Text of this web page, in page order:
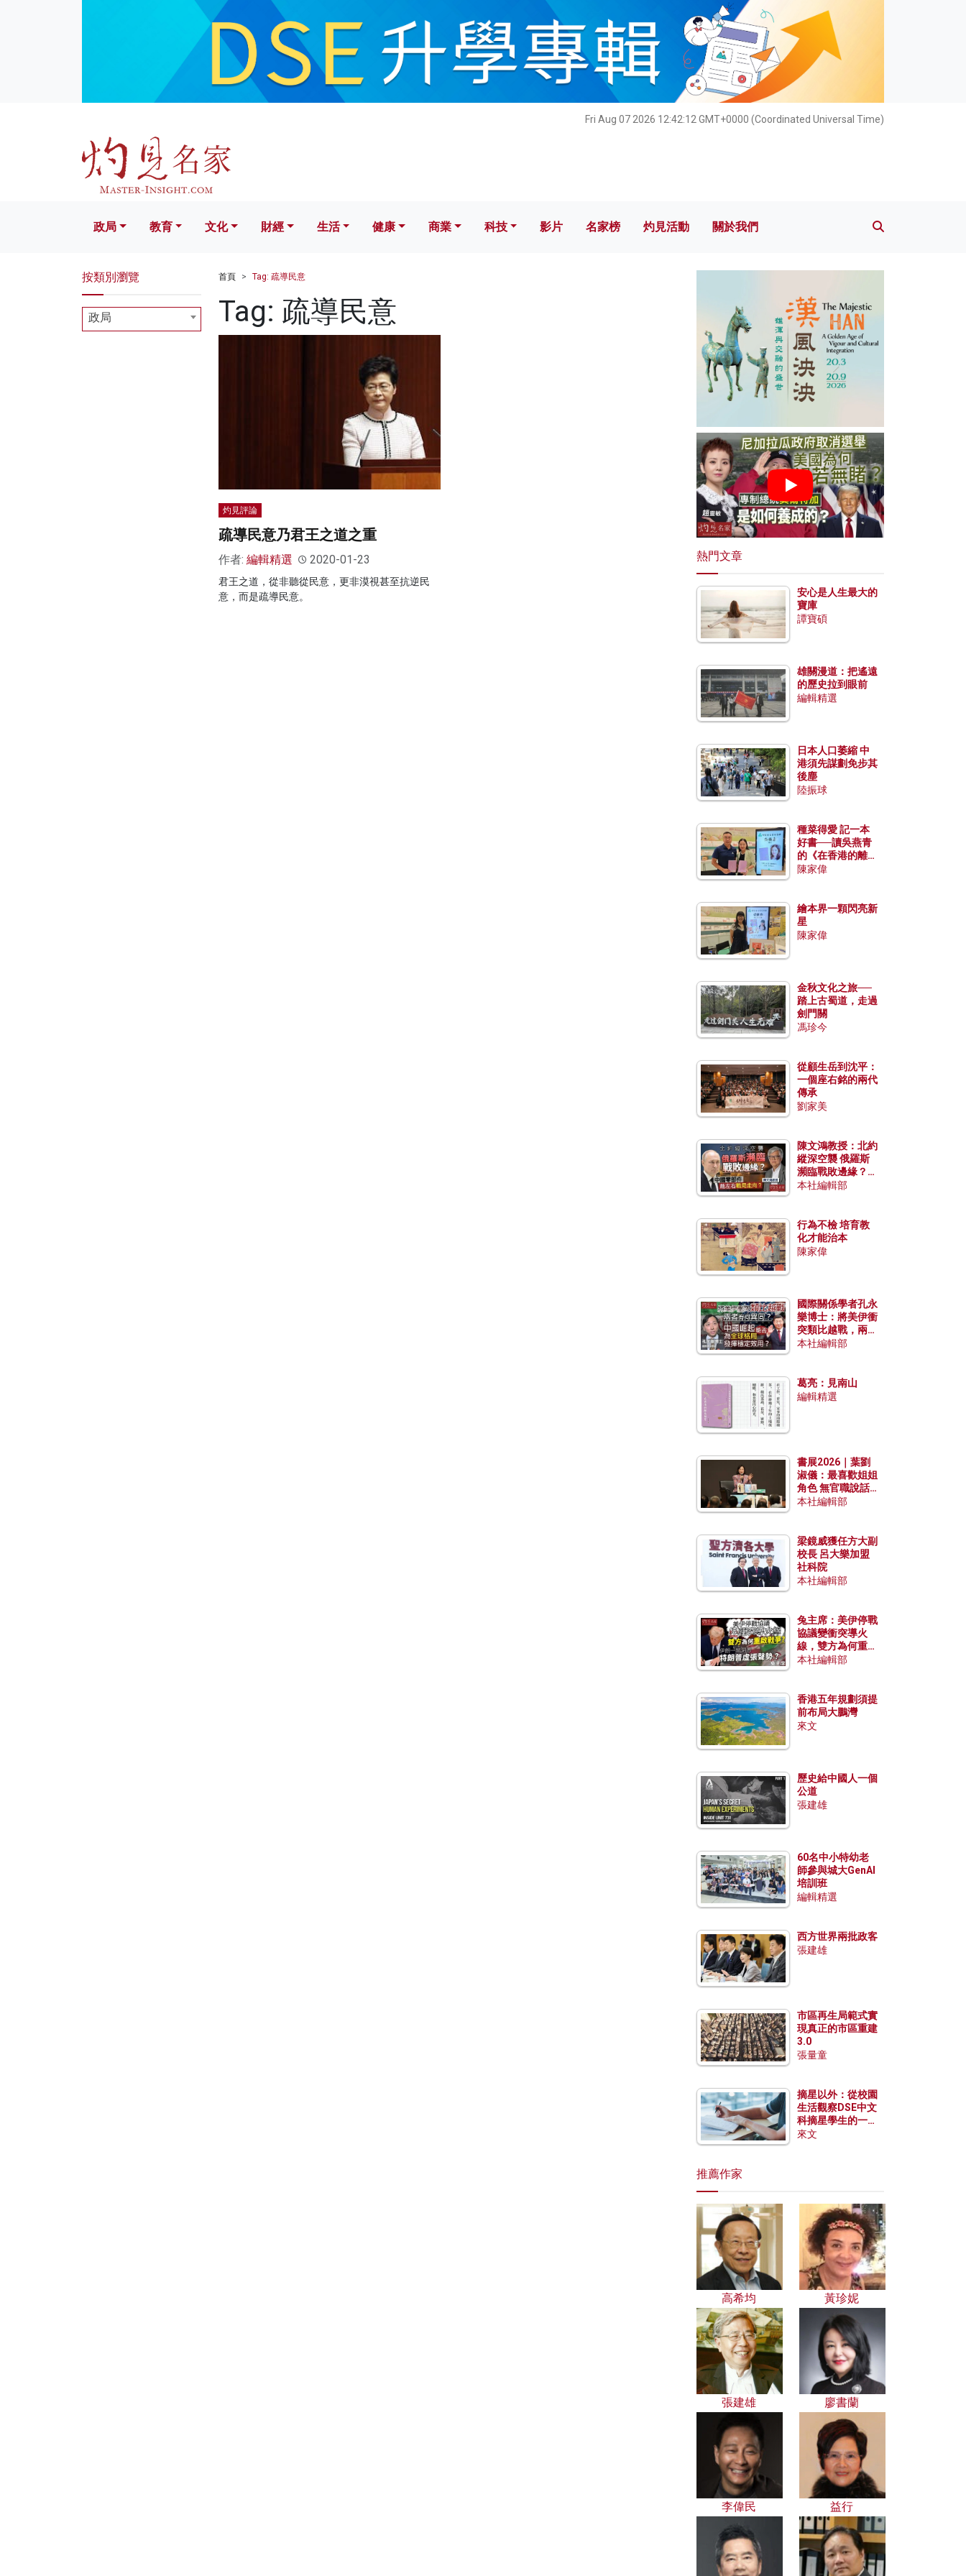
Fri Aug 07 2026 12:42:13 GMT+0000 (Coordinated Universal Time)
文化 財經 生活 健康 科技 影片 名家榜 灼見活動 關於我們
政局 教育 文化 財經 生活 健康 商業 科技 影片 名家榜 灼見活動 關於我們
首頁 Tag: 疏導民意
Tag: 疏導民意
灼見評論
疏導民意乃君王之道之重
作者: 編輯精選 2020-01-23
君王之道，從非聽從民意，更非漠視甚至抗逆民
意，而是疏導民意。
按類別瀏覽
政局
熱門文章
安心是人生最大的
寶庫
譚寶碩
雄關漫道：把遙遠
的歷史拉到眼前
編輯精選
日本人口萎縮 中
港須先謀劃免步其
後塵
陸振球
種菜得愛 記一本
好書──讀吳燕青
的《在香港的離島
種菜》
陳家偉
繪本界一顆閃亮新
星
陳家偉
金秋文化之旅──
踏上古蜀道，走過
劍門關
馮珍今
從顧生岳到沈平：
一個座右銘的兩代
傳承
劉家美
陳文鴻教授：北約
縱深空襲 俄羅斯
瀕臨戰敗邊緣？中
國零部件能左右戰
本社編輯部
行為不檢 培育教
化才能治本
陳家偉
國際關係學者孔永
樂博士：將美伊衝
突類比越戰，兩者
有何異同？中國崛
本社編輯部
葛亮：見南山
編輯精選
書展2026｜葉劉
淑儀：最喜歡姐姐
角色 無官職說話
包袱少
本社編輯部
梁鏡威獲任方大副
校長 呂大樂加盟
社科院
本社編輯部
兔主席：美伊停戰
協議變衝突導火
線，雙方為何重啟
戰爭？伊朗一早洞
本社編輯部
香港五年規劃須提
前布局大鵬灣
來文
歷史給中國人一個
公道
張建雄
60名中小特幼老
師參與城大GenAI
培訓班
編輯精選
西方世界兩批政客
張建雄
市區再生局範式實
現真正的市區重建
3.0
張量童
摘星以外：從校園
生活觀察DSE中文
科摘星學生的一點
特質
來文
推薦作家
高希均 黃珍妮
張建雄 廖書蘭
李偉民 益行